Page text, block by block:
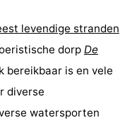
levendige stranden
dorp De
bereikbaar is en vele
diverse
watersporten